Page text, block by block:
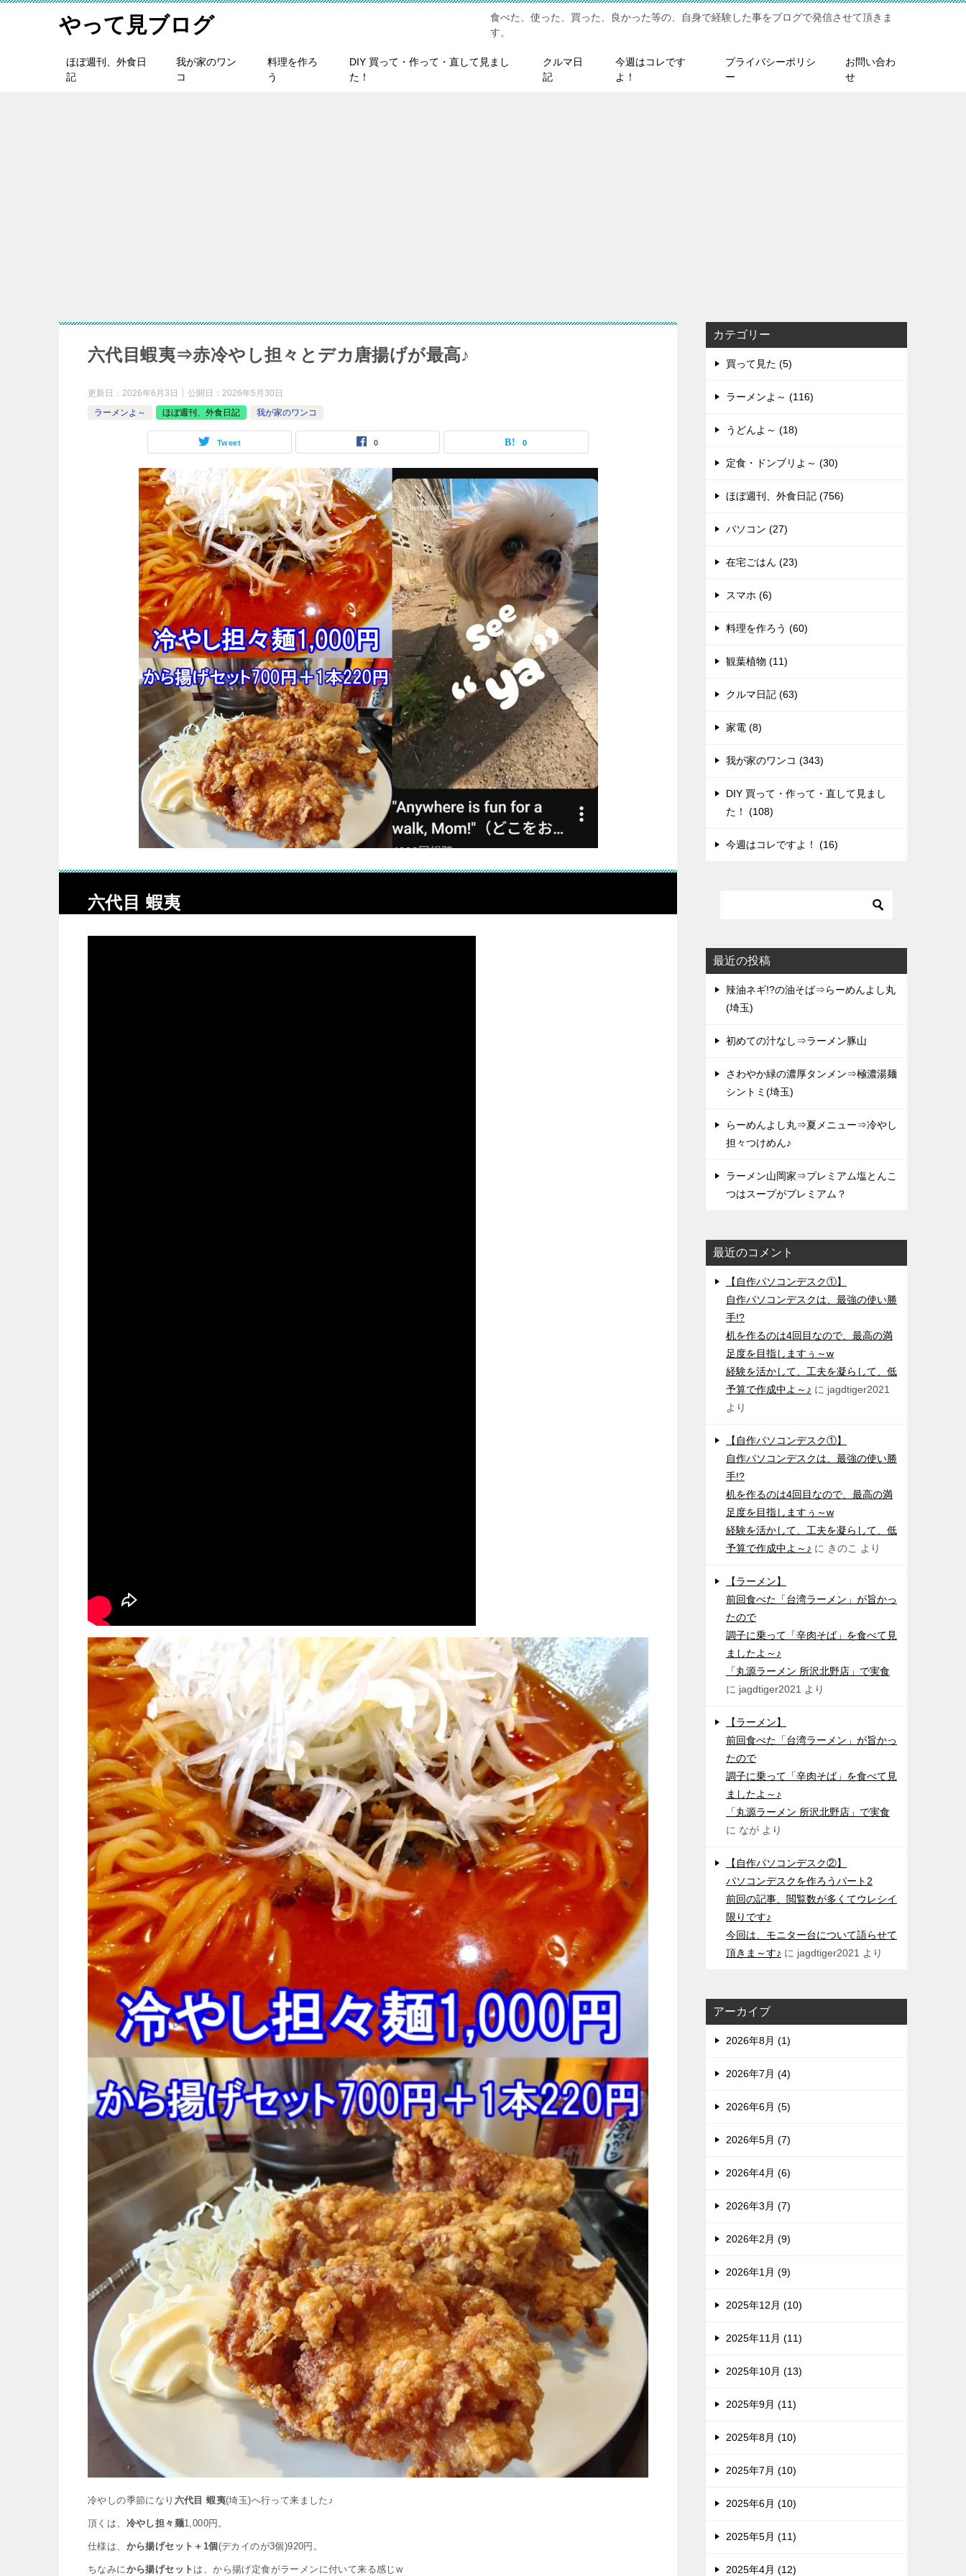
やって見ブログ
食べた、使った、買った、良かった等の、自身で経験した事をブログで発信させて頂きま
す。
ほぼ週刊、外食日
記
我が家のワン
コ
料理を作ろ
う
DIY 買って・作って・直して見まし
た！
クルマ日
記
今週はコレです
よ！
プライバシーポリシ
ー
お問い合わ
せ
六代目蝦夷⇒赤冷やし担々とデカ唐揚げが最高♪
更新日： 2026年6月3日 公開日： 2026年5月30日
ラーメンよ～
ほぼ週刊、外食日記 我が家のワンコ
Tweet 0 0
六代目 蝦夷
冷やしの季節になり 六代目 蝦夷(埼玉)へ行って来ました♪
頂くは、 冷やし担々麺1,000円。
仕様は、 から揚げセット＋1個 (デカイのが3個)920円。
ちなみにから揚げセット は、から揚げ定食がラーメンに付いて来る感じw
カテゴリー
買って見た (5)
ラーメンよ～ (116)
うどんよ～ (18)
定食・ドンブリよ～ (30)
ほぼ週刊、外食日記 (756)
パソコン (27)
在宅ごはん (23)
スマホ (6)
料理を作ろう (60)
観葉植物 (11)
クルマ日記 (63)
家電 (8)
我が家のワンコ (343)
DIY 買って・作って・直して見まし
た！ (108)
今週はコレですよ！ (16)
最近の投稿
辣油ネギ!?の油そば⇒らーめんよし丸
(埼玉)
初めての汁なし⇒ラーメン豚山
さわやか緑の濃厚タンメン⇒極濃湯麺
シントミ(埼玉)
らーめんよし丸⇒夏メニュー⇒冷やし
担々つけめん♪
ラーメン山岡家⇒プレミアム塩とんこ
つはスープがプレミアム？
最近のコメント
【自作パソコンデスク①】
自作パソコンデスクは、最強の使い勝
手!?
机を作るのは4回目なので、最高の満
足度を目指しますぅ～w
経験を活かして、工夫を凝らして、低
予算で作成中よ～♪ に jagdtiger2021
より
【自作パソコンデスク①】
自作パソコンデスクは、最強の使い勝
手!?
机を作るのは4回目なので、最高の満
足度を目指しますぅ～w
経験を活かして、工夫を凝らして、低
予算で作成中よ～♪ に きのこ より
【ラーメン】
前回食べた「台湾ラーメン」が旨かっ
たので
調子に乗って「辛肉そば」を食べて見
ましたよ～♪
「丸源ラーメン 所沢北野店」で実食
に jagdtiger2021 より
【ラーメン】
前回食べた「台湾ラーメン」が旨かっ
たので
調子に乗って「辛肉そば」を食べて見
ましたよ～♪
「丸源ラーメン 所沢北野店」で実食
に なが より
【自作パソコンデスク②】
パソコンデスクを作ろうパート2
前回の記事、閲覧数が多くてウレシイ
限りです♪
今回は、モニター台について語らせて
頂きま～す♪ に jagdtiger2021 より
アーカイブ
2026年8月 (1)
2026年7月 (4)
2026年6月 (5)
2026年5月 (7)
2026年4月 (6)
2026年3月 (7)
2026年2月 (9)
2026年1月 (9)
2025年12月 (10)
2025年11月 (11)
2025年10月 (13)
2025年9月 (11)
2025年8月 (10)
2025年7月 (10)
2025年6月 (10)
2025年5月 (11)
2025年4月 (12)